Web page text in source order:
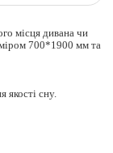
місця дивана чи
700*1900 мм та
якості сну.